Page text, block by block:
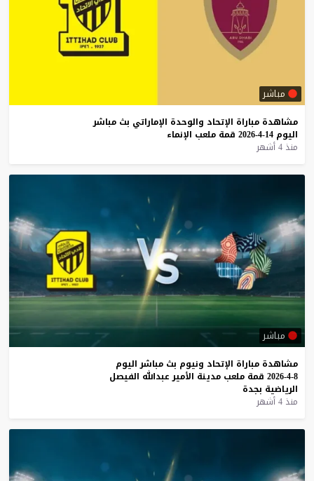
مباشر
مشاهدة مباراة الإتحاد والوحدة الإماراتي بث مباشر
اليوم 14-4-2026 قمة ملعب الإنماء
منذ 4 أشهر
مباشر
مشاهدة مباراة الإتحاد ونيوم بث مباشر اليوم
8-4-2026
قمة ملعب مدينة الأمير عبدالله الفيصل
الرياضية بجدة
منذ 4 أشهر